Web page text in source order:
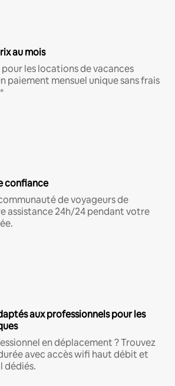
au mois
les locations de vacances
paiement mensuel unique sans frais
confiance
de voyageurs de
assistance 24h/24 pendant votre
aux professionnels pour les
en déplacement ? Trouvez
avec accès wifi haut débit et
dédiés.